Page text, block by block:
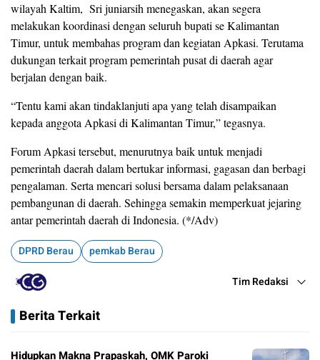
wilayah Kaltim, Sri juniarsih menegaskan, akan segera
melakukan koordinasi dengan seluruh bupati se Kalimantan
Timur, untuk membahas program dan kegiatan Apkasi. Terutama
dukungan terkait program pemerintah pusat di daerah agar
berjalan dengan baik.
“Tentu kami akan tindaklanjuti apa yang telah disampaikan
kepada anggota Apkasi di Kalimantan Timur,” tegasnya.
Forum Apkasi tersebut, menurutnya baik untuk menjadi
pemerintah daerah dalam bertukar informasi, gagasan dan berbagi
pengalaman. Serta mencari solusi bersama dalam pelaksanaan
pembangunan di daerah. Sehingga semakin memperkuat jejaring
antar pemerintah daerah di Indonesia. (*/Adv)
DPRD Berau pemkab Berau
Tim Redaksi
Berita Terkait
Hidupkan Makna Prapaskah, OMK Paroki